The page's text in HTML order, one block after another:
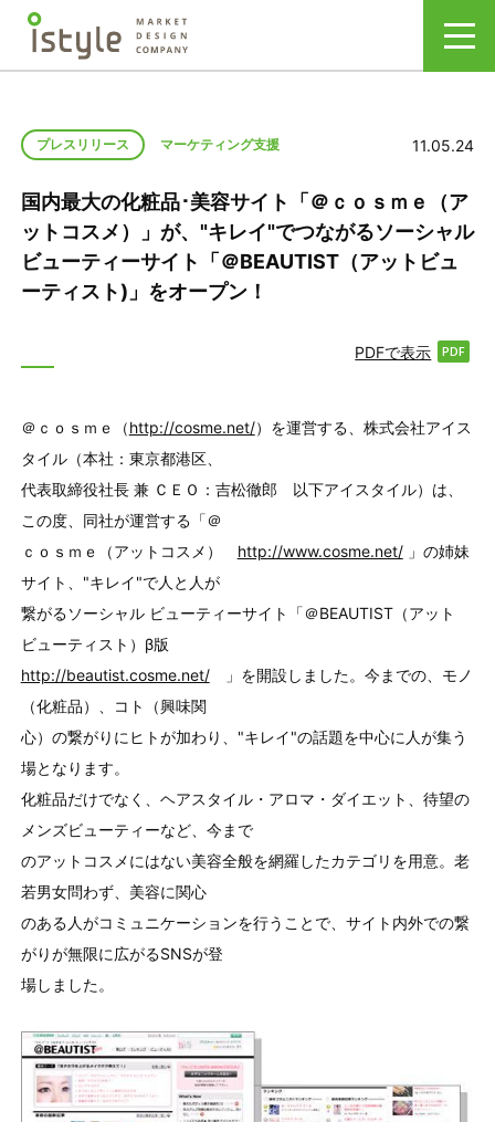
プレスリリース マーケティング支援 11.05.24
国内最大の化粧品･美容サイト「＠ｃｏｓｍｅ（ア
ットコスメ）」が、"キレイ"でつながるソーシャル
ビューティーサイト「＠BEAUTIST（アットビュ
ーティスト)」をオープン！
PDFで表示
＠ｃｏｓｍｅ（http://cosme.net/）を運営する、株式会社アイス
タイル（本社：東京都港区、
代表取締役社長 兼 ＣＥＯ：吉松徹郎 以下アイスタイル）は、
この度、同社が運営する「＠
ｃｏｓｍｅ（アットコスメ） http://www.cosme.net/」の姉妹
サイト、"キレイ"で人と人が
繋がるソーシャル ビューティーサイト「＠BEAUTIST（アット
ビューティスト）β版
http://beautist.cosme.net/」を開設しました。今までの、モノ
（化粧品）、コト（興味関
心）の繋がりにヒトが加わり、"キレイ"の話題を中心に人が集う
場となります。
化粧品だけでなく、ヘアスタイル・アロマ・ダイエット、待望の
メンズビューティーなど、今まで
のアットコスメにはない美容全般を網羅したカテゴリを用意。老
若男女問わず、美容に関心
のある人がコミュニケーションを行うことで、サイト内外での繋
がりが無限に広がるSNSが登
場しました。